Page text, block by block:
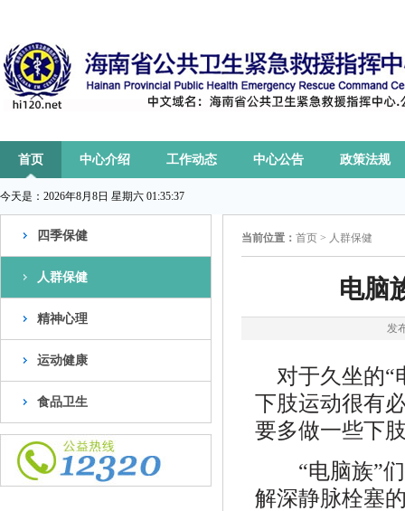
首页 中心介绍 工作动态 中心公告 政策法规
今天是： 2026年8月8日 星期六 01:35:38
四季保健
人群保健
精神心理
运动健康
食品卫生
当前位置： 首页 > 人群保健
电脑
发
对于久坐的“
下肢运动很有
要多做一些下
“电脑族”们
解深静脉栓塞